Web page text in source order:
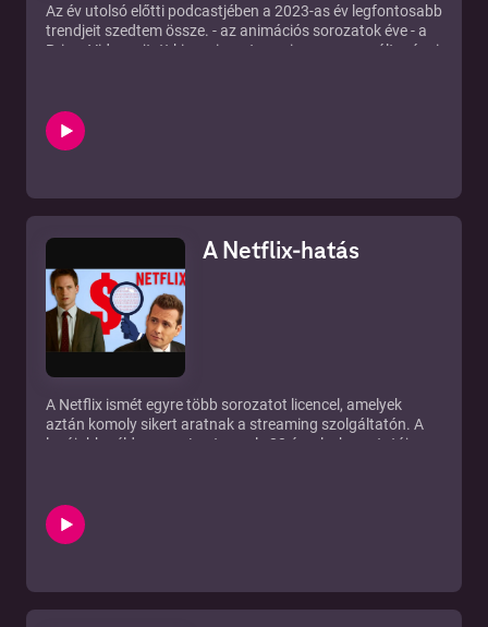
Az év utolsó előtti podcastjében a 2023-as év legfontosabb
trendjeit szedtem össze. - az animációs sorozatok éve - a
Prime Video rejtett kincsei - a streaming verseny változásai
A Netflix-hatás
A Netflix ismét egyre több sorozatot licencel, amelyek
aztán komoly sikert aratnak a streaming szolgáltatón. A
legújabb példa erre a Lost, amely 20 évvel a bemutatója
sorozatokat, amelyek a Netflix hatás miatt váltak (újra
vagy épp először) népszerűvé.